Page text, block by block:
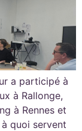
a participé à
à Rallonge,
à Rennes et
quoi servent